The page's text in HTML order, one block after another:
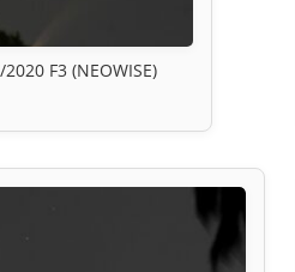
2020 F3 (NEOWISE)